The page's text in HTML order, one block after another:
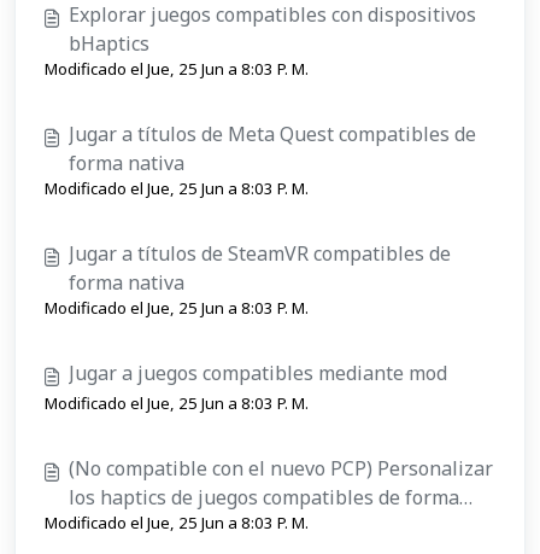
Explorar juegos compatibles con dispositivos
bHaptics
Modificado el Jue, 25 Jun a 8:03 P. M.
Jugar a títulos de Meta Quest compatibles de
forma nativa
Modificado el Jue, 25 Jun a 8:03 P. M.
Jugar a títulos de SteamVR compatibles de
forma nativa
Modificado el Jue, 25 Jun a 8:03 P. M.
Jugar a juegos compatibles mediante mod
Modificado el Jue, 25 Jun a 8:03 P. M.
(No compatible con el nuevo PCP) Personalizar
los haptics de juegos compatibles de forma
nativa
Modificado el Jue, 25 Jun a 8:03 P. M.